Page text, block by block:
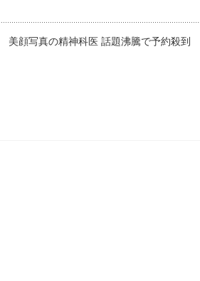
美顔写真の精神科医 話題沸騰で予約殺到